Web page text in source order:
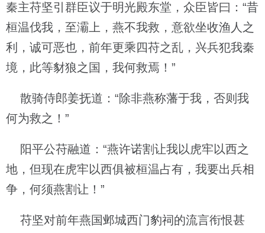
秦主苻坚引群臣议于明光殿东堂，众臣皆曰：“昔
桓温伐我，至灞上，燕不我救，意欲坐收渔人之
利，诚可恶也，前年更乘四苻之乱，兴兵犯我秦
境，此等豺狼之国，我何救焉！”
散骑侍郎姜抚道：“除非燕称藩于我，否则我
何为救之！”
阳平公苻融道：“燕许诺割让我以虎牢以西之
地，但现在虎牢以西俱被桓温占有，我要出兵相
争，何须燕割让！”
苻坚对前年燕国邺城西门豹祠的流言衔恨甚